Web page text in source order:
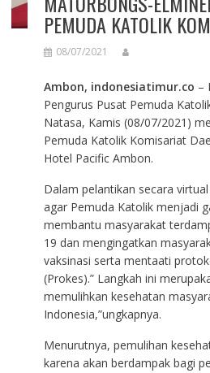
PEMUDA KATOLIK
08/07/2021
Ambon, indonesiatimur.co –
Pengurus Pusat Pemuda
Natasa, Kamis (08/07/2021)
Pemuda Katolik Komisariat
Hotel Pacific Ambon.
Dalam pelantikan secara
agar Pemuda Katolik menjadi
membantu masyarakat
19 dan mengingatkan
vaksinasi serta mentaati
(Prokes).” Langkah ini
memulihkan kesehatan
Indonesia,”ungkapnya.
Menurutnya, pemulihan
karena akan berdampak bagi